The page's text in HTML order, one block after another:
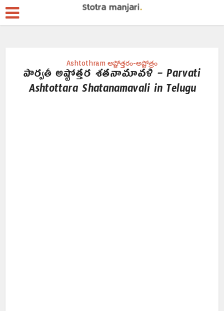
Ashtothram అష్టోత్తరం-అష్టోత్రం
పార్వతీ అష్టోత్తర శతనామావళి – Parvati
Ashtottara Shatanamavali in Telugu